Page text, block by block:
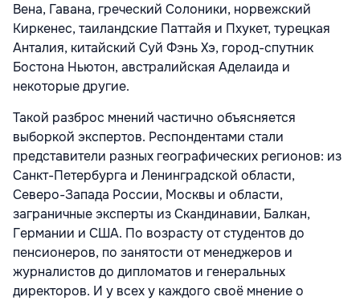
Вена, Гавана, греческий Солоники, норвежский
Киркенес, таиландские Паттайя и Пхукет, турецкая
Анталия, китайский Суй Фэнь Хэ, город-спутник
Бостона Ньютон, австралийская Аделаида и
некоторые другие.
Такой разброс мнений частично объясняется
выборкой экспертов. Респондентами стали
представители разных географических регионов: из
Санкт-Петербурга и Ленинградской области,
Северо-Запада России, Москвы и области,
заграничные эксперты из Скандинавии, Балкан,
Германии и США. По возрасту от студентов до
пенсионеров, по занятости от менеджеров и
журналистов до дипломатов и генеральных
директоров. И у всех у каждого своё мнение о